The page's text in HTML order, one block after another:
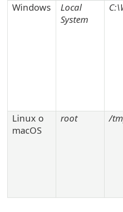
Windows
Local
System
Linux o
macOS
root /